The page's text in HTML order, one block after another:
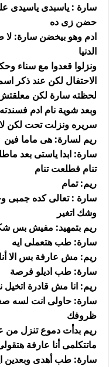
سارة : ياسبدى ياسيدى
حضن زى ده
ادم وهو بيخضن سارة:
الدنيا
ونزلوا قعدوا مع سناء
الاحتفال لكن عند ذكر
لحظته سارة لكن
وبعد شوية نام ادم
سريره ونزلت تحت لكن
ريم لسارة: هى ماما فين
سارة: ابدا ياستى بعد
تنام فطلعت تنام
ريم: تمام
سارة : تعالى كده جمبى
وشك اتغير
ريم بتمهيد: مفيش بس
سارة: طب هتعملى ايه
ريم: مش عارفة بس الا
سارة: طب اديلو فرصة
ريم: انا مش قادرة
سارة: حاولى انت لسه
ظروفك
ريم بدأت دموع تنزل من
ماتتكلمى أنا عارفة
سارة: طب أهدى وبعدين